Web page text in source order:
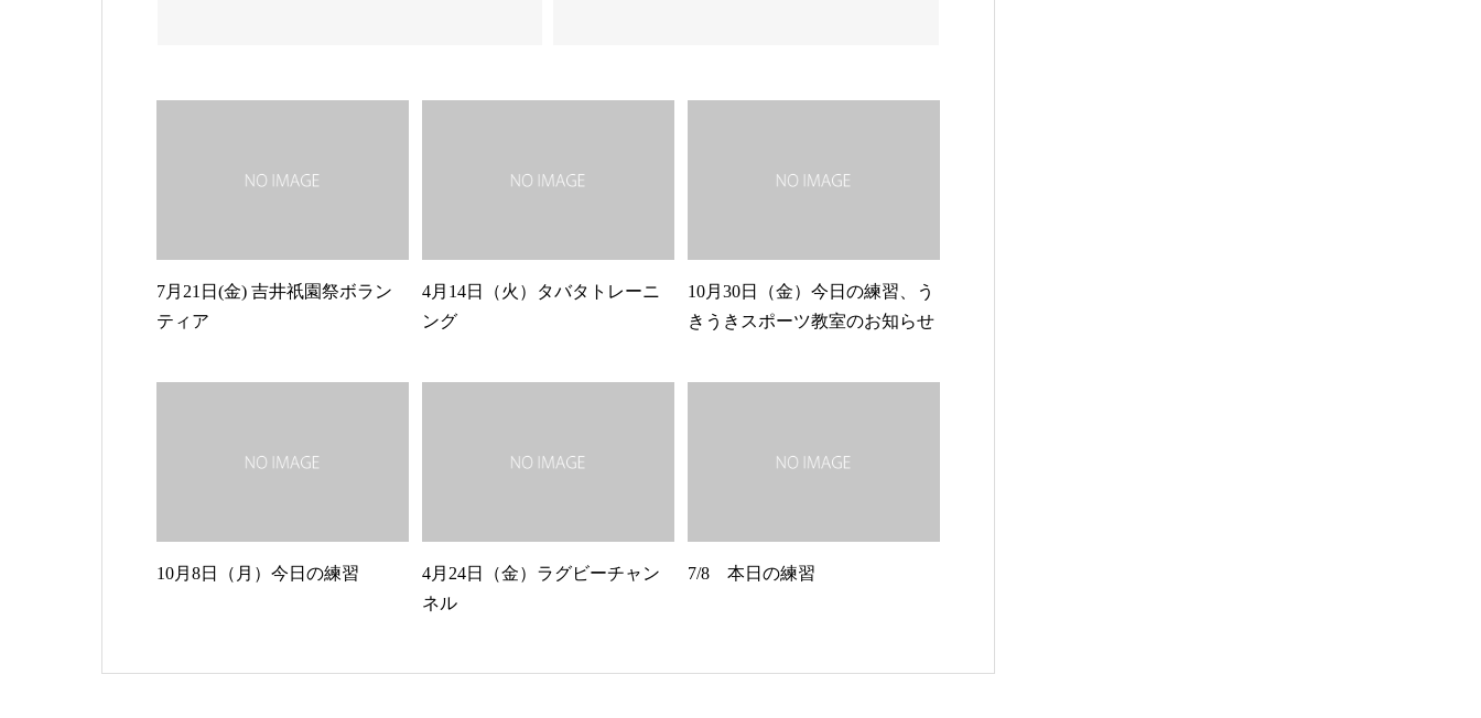
7月21日(金) 吉井祇園祭ボラン
ティア
4月14日（火）タバタトレーニ
ング
10月30日（金）今日の練習、う
きうきスポーツ教室のお知らせ
10月8日（月）今日の練習
4月24日（金）ラグビーチャン
ネル
7/8 本日の練習